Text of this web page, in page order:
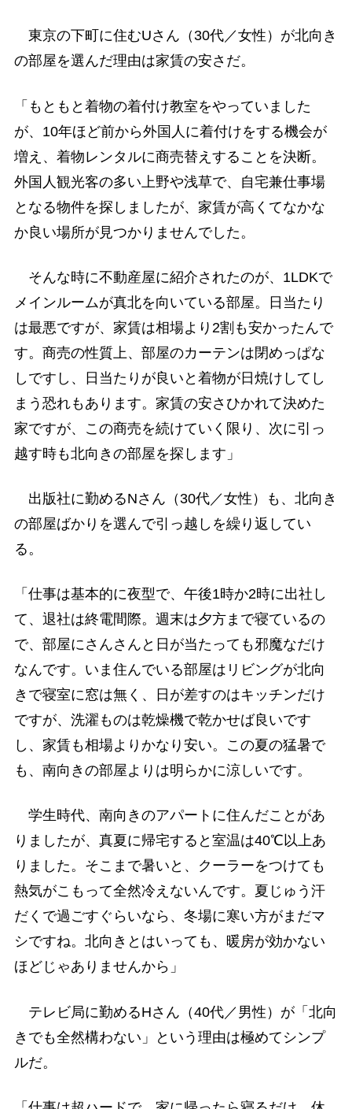
東京の下町に住むUさん（30代／女性）が北向き
の部屋を選んだ理由は家賃の安さだ。
「もともと着物の着付け教室をやっていました
が、10年ほど前から外国人に着付けをする機会が
増え、着物レンタルに商売替えすることを決断。
外国人観光客の多い上野や浅草で、自宅兼仕事場
となる物件を探しましたが、家賃が高くてなかな
か良い場所が見つかりませんでした。
そんな時に不動産屋に紹介されたのが、1LDKで
メインルームが真北を向いている部屋。日当たり
は最悪ですが、家賃は相場より2割も安かったんで
す。商売の性質上、部屋のカーテンは閉めっぱな
しですし、日当たりが良いと着物が日焼けしてし
まう恐れもあります。家賃の安さひかれて決めた
家ですが、この商売を続けていく限り、次に引っ
越す時も北向きの部屋を探します」
出版社に勤めるNさん（30代／女性）も、北向き
の部屋ばかりを選んで引っ越しを繰り返してい
る。
「仕事は基本的に夜型で、午後1時か2時に出社し
て、退社は終電間際。週末は夕方まで寝ているの
で、部屋にさんさんと日が当たっても邪魔なだけ
なんです。いま住んでいる部屋はリビングが北向
きで寝室に窓は無く、日が差すのはキッチンだけ
ですが、洗濯ものは乾燥機で乾かせば良いです
し、家賃も相場よりかなり安い。この夏の猛暑で
も、南向きの部屋よりは明らかに涼しいです。
学生時代、南向きのアパートに住んだことがあ
りましたが、真夏に帰宅すると室温は40℃以上あ
りました。そこまで暑いと、クーラーをつけても
熱気がこもって全然冷えないんです。夏じゅう汗
だくで過ごすぐらいなら、冬場に寒い方がまだマ
シですね。北向きとはいっても、暖房が効かない
ほどじゃありませんから」
テレビ局に勤めるHさん（40代／男性）が「北向
きでも全然構わない」という理由は極めてシンプ
ルだ。